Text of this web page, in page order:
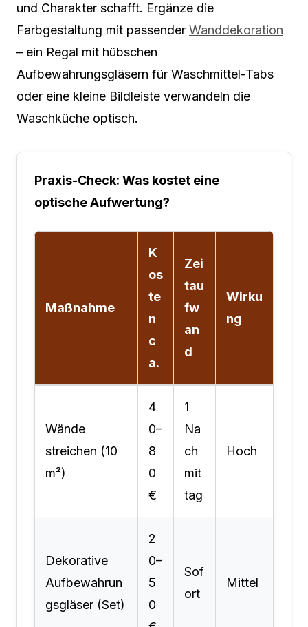
und Charakter schafft. Ergänze die
Farbgestaltung mit passender Wanddekoration
– ein Regal mit hübschen
Aufbewahrungsgläsern für Waschmittel-Tabs
oder eine kleine Bildleiste verwandeln die
Waschküche optisch.
Praxis-Check: Was kostet eine
optische Aufwertung?
Maßnahme
K
os
te
n
c
a.
Zei
tau
fw
an
d
Wirku
ng
Wände
streichen (10
m²)
4
0–
8
0
€
1
Na
ch
mit
tag
Hoch
Dekorative
Aufbewahrun
gsgläser (Set)
2
0–
5
0
Sof
ort
Mittel